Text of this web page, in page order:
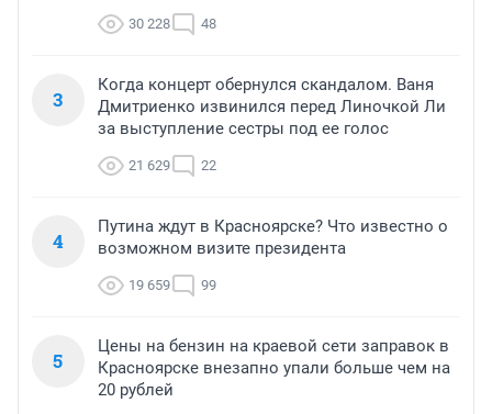
30 228 48
3
Когда концерт обернулся скандалом. Ваня
Дмитриенко извинился перед Линочкой Ли
за выступление сестры под ее голос
21 629 22
4
Путина ждут в Красноярске? Что известно о
возможном визите президента
19 659 99
5
Цены на бензин на краевой сети заправок в
Красноярске внезапно упали больше чем на
20 рублей